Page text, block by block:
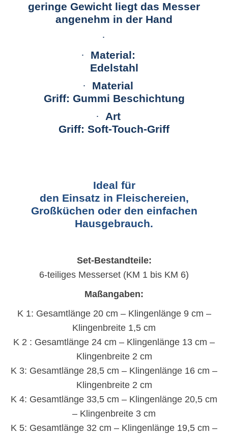
geringe Gewicht liegt das Messer
angenehm in der Hand
·
·
Material:
Edelstahl
·
Material
Griff: Gummi Beschichtung
·
Art
Griff: Soft-Touch-Griff
Ideal für
den Einsatz in Fleischereien,
Großküchen oder den einfachen
Hausgebrauch.
Set-Bestandteile:
6-teiliges Messerset (KM 1 bis KM 6)
Maßangaben:
K 1: Gesamtlänge 20 cm – Klingenlänge 9 cm –
Klingenbreite 1,5 cm
K 2 : Gesamtlänge 24 cm – Klingenlänge 13 cm –
Klingenbreite 2 cm
K 3: Gesamtlänge 28,5 cm – Klingenlänge 16 cm –
Klingenbreite 2 cm
K 4: Gesamtlänge 33,5 cm – Klingenlänge 20,5 cm
– Klingenbreite 3 cm
K 5: Gesamtlänge 32 cm – Klingenlänge 19,5 cm –